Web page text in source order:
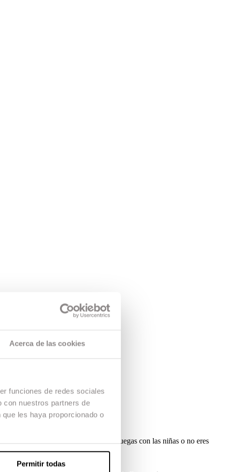
Acerca de las cookies
funciones de redes sociales
con nuestros partners de
les haya proporcionado o
Permitir todas
dicta las reglas con autoridad: si juegas con las niñas o no eres